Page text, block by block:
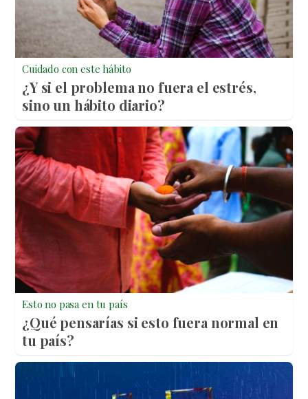
Cuidado con este hábito
¿Y si el problema no fuera el estrés,
sino un hábito diario?
Esto no pasa en tu país
¿Qué pensarías si esto fuera normal en
tu país?